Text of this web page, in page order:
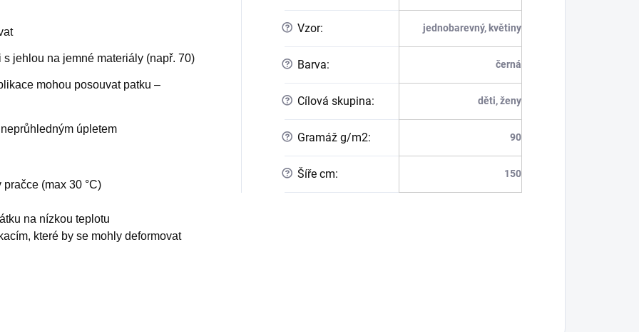
jehlou na jemné materiály (např. 70)
mohou posouvat patku –
úpletem
(max 30 °C)
na nízkou teplotu
které by se mohly deformovat
? Vzor: jednobarevný, květiny
? Barva: černá
? Cílová skupina: děti, ženy
? Gramáž g/m2: 90
? Šíře cm: 150